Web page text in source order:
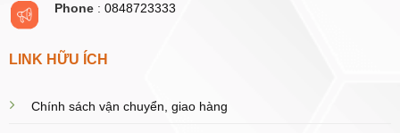
Phone: 0848723333
LINK HỮU ÍCH
Chính sách vận chuyển, giao hàng